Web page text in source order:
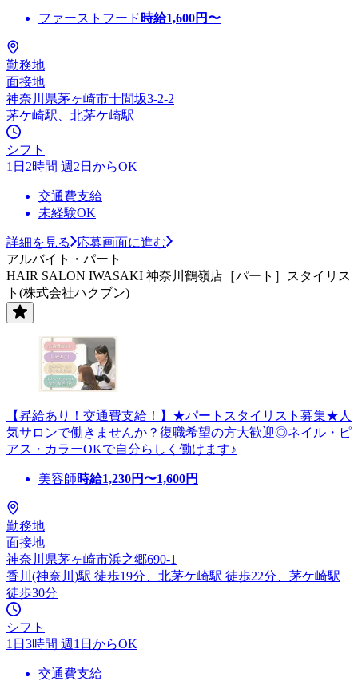
ファーストフード 時給1,600円〜
勤務地
面接地
神奈川県茅ヶ崎市十間坂3-2-2
茅ケ崎駅、北茅ケ崎駅
シフト
1日2時間 週2日からOK
交通費支給
未経験OK
詳細を見る
応募画面に進む
アルバイト・パート
HAIR SALON IWASAKI 神奈川鶴嶺店［パート］スタイリス
ト(株式会社ハクブン)
【昇給あり！交通費支給！】★パートスタイリスト募集★人
気サロンで働きませんか？復職希望の方大歓迎◎ネイル・ピ
アス・カラーOKで自分らしく働けます♪
美容師時給1,230円〜1,600円
勤務地
面接地
神奈川県茅ヶ崎市浜之郷690-1
香川(神奈川)駅 徒歩19分、北茅ケ崎駅 徒歩22分、茅ケ崎駅
徒歩30分
シフト
1日3時間 週1日からOK
交通費支給